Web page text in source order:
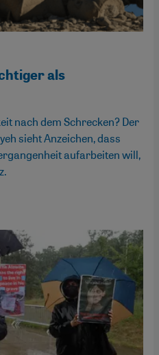
als
nach dem Schrecken? Der
sieht Anzeichen, dass
aufarbeiten will,